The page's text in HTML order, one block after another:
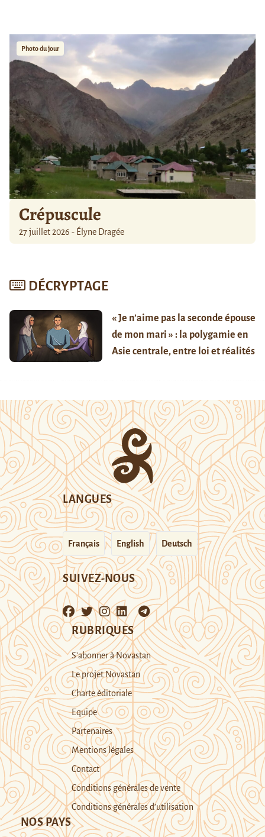
Photo du jour
Crépuscule
27 juillet 2026 - Élyne Dragée
DÉCRYPTAGE
« Je n’aime pas la seconde épouse
de mon mari » : la polygamie en
Asie centrale, entre loi et réalités
LANGUES
Français English Deutsch
SUIVEZ-NOUS
RUBRIQUES
S’abonner à Novastan
Le projet Novastan
Charte éditoriale
Equipe
Partenaires
Mentions légales
Contact
Conditions générales de vente
Conditions générales d’utilisation
NOS PAYS